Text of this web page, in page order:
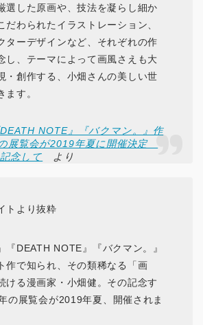
選した原画や、技法を凝らし細か
だわられたイラストレーション、
ターデザインなど、それぞれの作
し、テーマによって画風さえも大
・創作する、小畑さんの美しい世
ます。
NOTE』『バクマン。』作
展覧会が2019年夏に開催決定
念して より
トより抜粋
『DEATH NOTE』『バクマン。』
作で知られ、その類稀なる「画
ける漫画家・小畑健。その記念す
の展覧会が2019年夏、開催されま